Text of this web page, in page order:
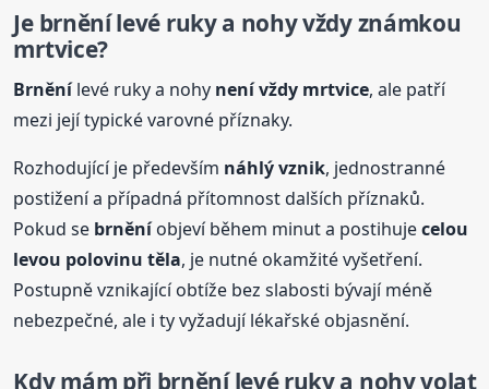
Je brněnílevé ruky a nohy vždy známkou
mrtvice?
Brněnílevé ruky a nohy není vždy mrtvice, ale patří
mezi její typické varovné příznaky.
Rozhodující je především náhlý vznik, jednostranné
postižení a případná přítomnost dalších příznaků.
Pokud se brněníobjeví během minut a postihujecelou
levou polovinu těla, je nutné okamžité vyšetření.
Postupně vznikající obtíže bez slabosti bývají méně
nebezpečné, ale i ty vyžadují lékařské objasnění.
Kdy mám při brněnílevé ruky a nohy volat